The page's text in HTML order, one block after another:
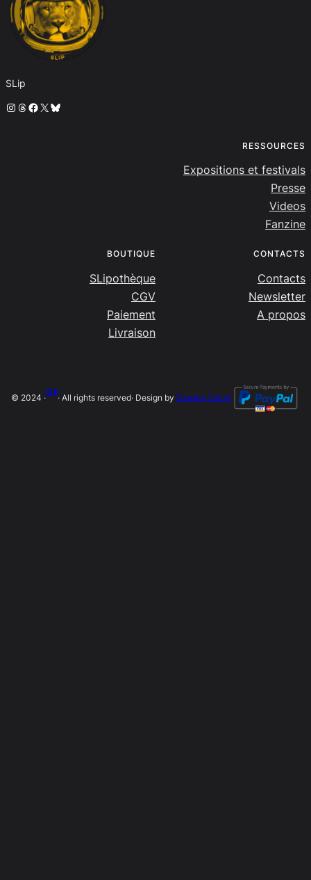
SLip
Instagram
Threads
Facebook
X Bluesky
RESSOURCES
Expositions et festivals
Presse
Videos
Fanzine
BOUTIQUE
SLipothèque
CGV
Paiement
Livraison
CONTACTS
Contacts
Newsletter
A propos
© 2024 ·
SLip
· All rights reserved· Design by Damien Salort